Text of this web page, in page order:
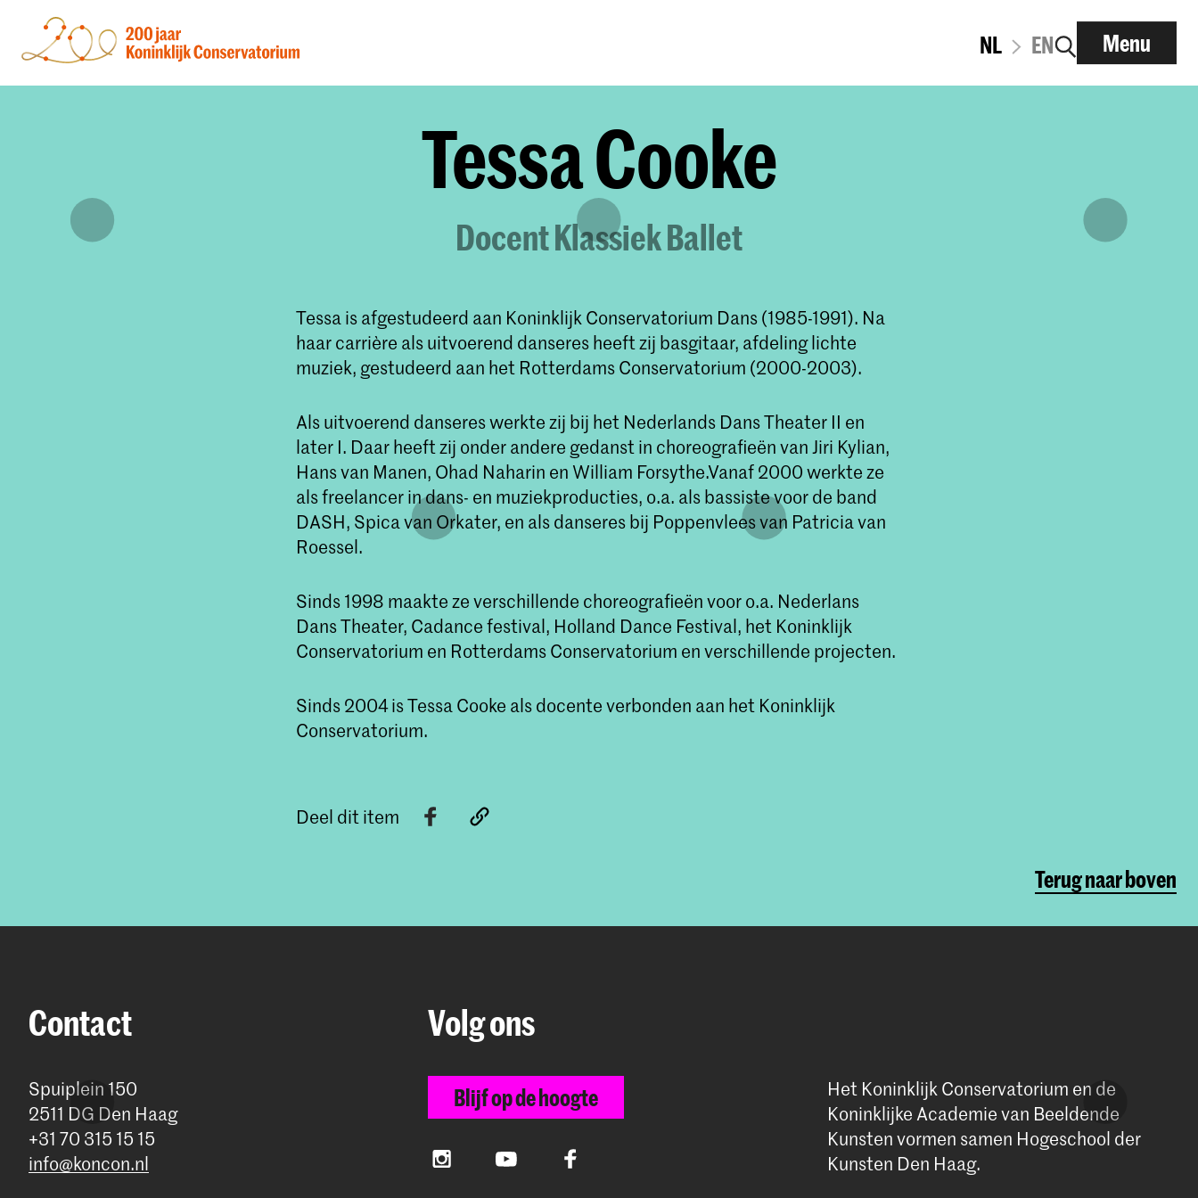
NL EN Menu
Tessa Cooke
Docent Klassiek Ballet
Tessa is afgestudeerd aan Koninklijk Conservatorium Dans (1985-1991). Na
haar carrière als uitvoerend danseres heeft zij basgitaar, afdeling lichte
muziek, gestudeerd aan het Rotterdams Conservatorium (2000-2003).
Als uitvoerend danseres werkte zij bij het Nederlands Dans Theater II en
later I. Daar heeft zij onder andere gedanst in choreografieën van Jiri Kylian,
Hans van Manen, Ohad Naharin en William Forsythe.Vanaf 2000 werkte ze
als freelancer in dans- en muziekproducties, o.a. als bassiste voor de band
DASH, Spica van Orkater, en als danseres bij Poppenvlees van Patricia van
Roessel.
Sinds 1998 maakte ze verschillende choreografieën voor o.a. Nederlans
Dans Theater, Cadance festival, Holland Dance Festival, het Koninklijk
Conservatorium en Rotterdams Conservatorium en verschillende projecten.
Sinds 2004 is Tessa Cooke als docente verbonden aan het Koninklijk
Conservatorium.
Deel dit item
Terug naar boven
Contact
Spuiplein 150
2511 DG Den Haag
+31 70 315 15 15
info@koncon.nl
Volg ons
Blijf op de hoogte
InstagramYouTube Facebook
Het Koninklijk Conservatorium en de
Koninklijke Academie van Beeldende
Kunsten vormen samen Hogeschool der
Kunsten Den Haag.